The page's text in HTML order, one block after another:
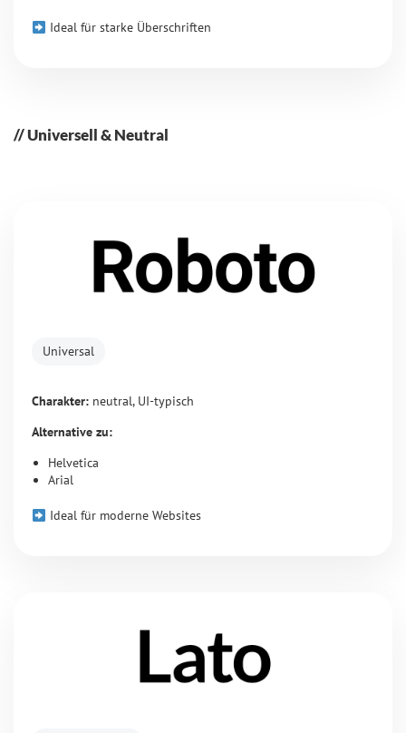
Ideal für starke Überschriften
Universell & Neutral
Universal
Charakter: neutral, UI-typisch
Alternative zu:
Helvetica
Arial
Ideal für moderne Websites